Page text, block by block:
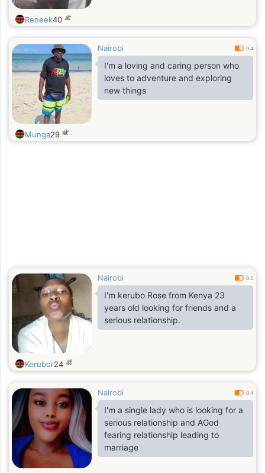
Reneek40 歳
Nairobi 0.4
I'm a loving and caring person who
loves to adventure and exploring
new things
Munga29 歳
Nairobi 0.5
I'm kerubo Rose from Kenya 23
years old looking for friends and a
serious relationship.
Kerubor24 歳
Nairobi 0.4
I'm a single lady who is looking for a
serious relationship and AGod
fearing relationship leading to
marriage